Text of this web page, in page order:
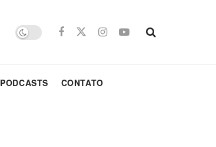
PODCASTS CONTATO